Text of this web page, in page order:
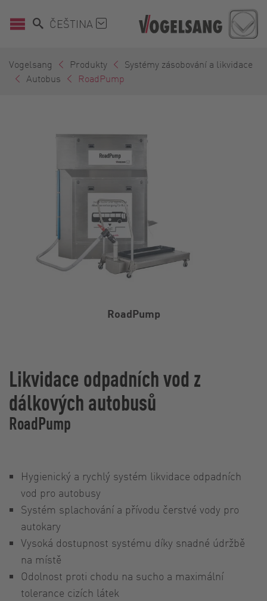
ČEŠTINA
Vogelsang Produkty
Systémy zásobování a likvidace
Autobus
RoadPump
RoadPump
Likvidace odpadních vod z
dálkových autobusů
RoadPump
Hygienický a rychlý systém likvidace odpadních
vod pro autobusy
Systém splachování a přívodu čerstvé vody pro
autokary
Vysoká dostupnost systému díky snadné údržbě
na místě
Odolnost proti chodu na sucho a maximální
tolerance cizích látek